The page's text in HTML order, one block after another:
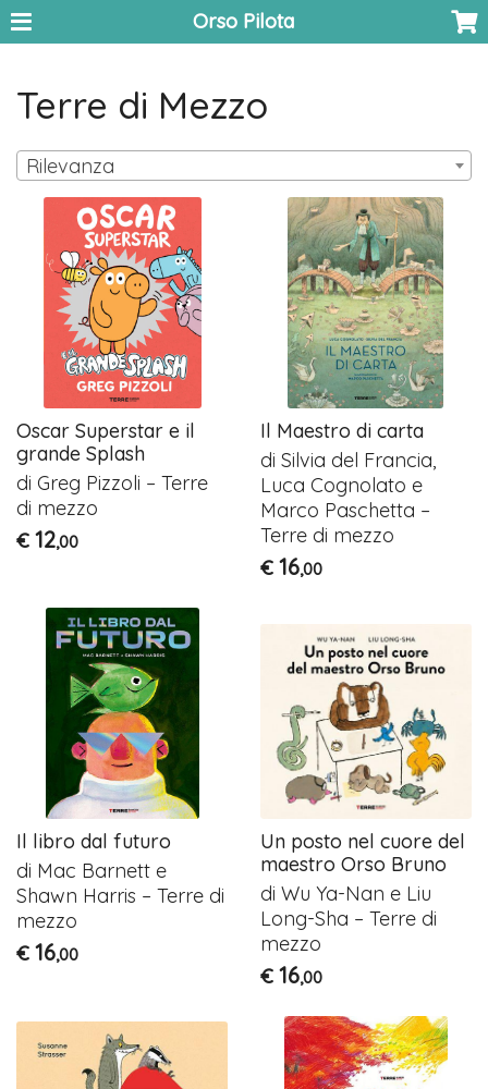
Orso Pilota
Terre di Mezzo
Rilevanza
Oscar Superstar e il
grande Splash
di Greg Pizzoli – Terre
di mezzo
€ 12,00
Il Maestro di carta
di Silvia del Francia,
Luca Cognolato e
Marco Paschetta –
Terre di mezzo
€ 16,00
Il libro dal futuro
di Mac Barnett e
Shawn Harris – Terre di
mezzo
€ 16,00
Un posto nel cuore del
maestro Orso Bruno
di Wu Ya-Nan e Liu
Long-Sha – Terre di
mezzo
€ 16,00